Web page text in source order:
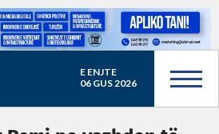
E ENJTE
06 GUS 2026